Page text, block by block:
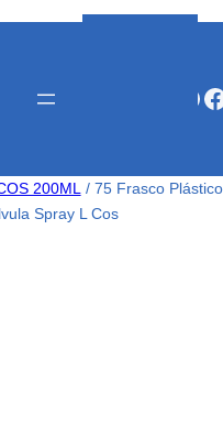
Facebook
200ML / 75 Frasco
Spray L Cos